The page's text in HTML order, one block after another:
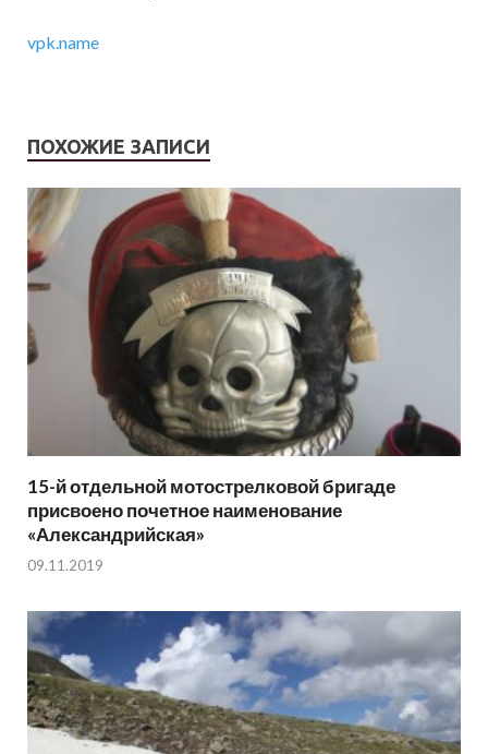
vpk.name
ПОХОЖИЕ ЗАПИСИ
15-й отдельной мотострелковой бригаде
присвоено почетное наименование
«Александрийская»
09.11.2019